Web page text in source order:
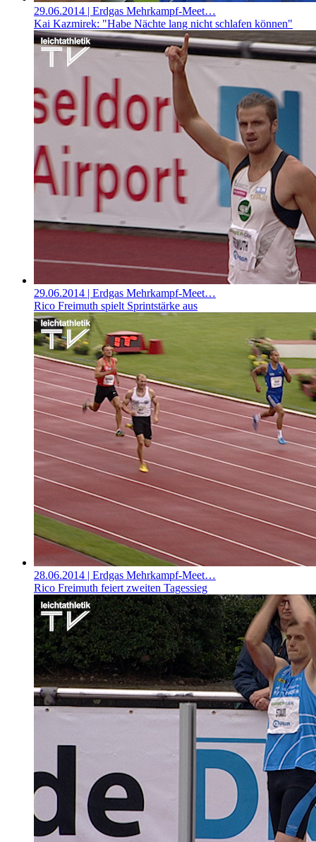
29.06.2014 | Erdgas Mehrkampf-Meet…
Kai Kazmirek: "Habe Nächte lang nicht schlafen können"
29.06.2014 | Erdgas Mehrkampf-Meet…
Rico Freimuth spielt Sprintstärke aus
28.06.2014 | Erdgas Mehrkampf-Meet…
Rico Freimuth feiert zweiten Tagessieg